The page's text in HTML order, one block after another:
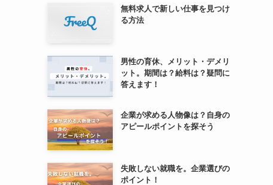
無料求人で新しい仕事を見つけ
る方法
男性の育休、メリット・デメリ
ット。期間は？給料は？疑問に
答えます！
企業が求める人物像は？自身の
アピールポイントを探そう
失敗しない就職を。企業選びの
ポイント！